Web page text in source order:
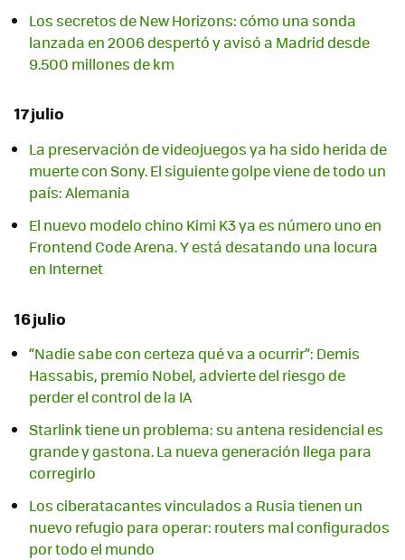
Los secretos de New Horizons: cómo una sonda
lanzada en 2006 despertó y avisó a Madrid desde
9.500 millones de km
17 julio
La preservación de videojuegos ya ha sido herida de
muerte con Sony. El siguiente golpe viene de todo un
país: Alemania
El nuevo modelo chino Kimi K3 ya es número uno en
Frontend Code Arena. Y está desatando una locura
en Internet
16 julio
“Nadie sabe con certeza qué va a ocurrir”: Demis
Hassabis, premio Nobel, advierte del riesgo de
perder el control de la IA
Starlink tiene un problema: su antena residencial es
grande y gastona. La nueva generación llega para
corregirlo
Los ciberatacantes vinculados a Rusia tienen un
nuevo refugio para operar: routers mal configurados
por todo el mundo